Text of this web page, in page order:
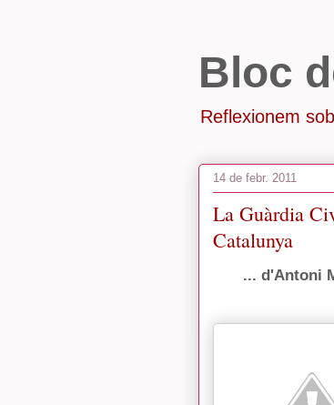
Bloc
Reflexionem
14 de febr. 2011
La Guàrdia
Catalunya
... d'Antoni